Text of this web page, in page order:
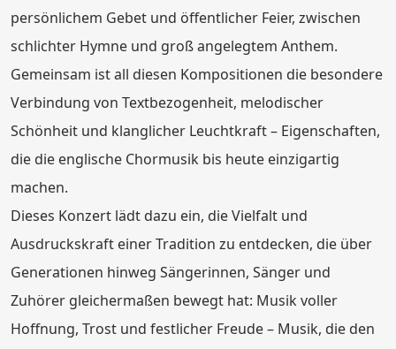
persönlichem Gebet und öffentlicher Feier, zwischen
schlichter Hymne und groß angelegtem Anthem.
Gemeinsam ist all diesen Kompositionen die besondere
Verbindung von Textbezogenheit, melodischer
Schönheit und klanglicher Leuchtkraft – Eigenschaften,
die die englische Chormusik bis heute einzigartig
machen.
Dieses Konzert lädt dazu ein, die Vielfalt und
Ausdruckskraft einer Tradition zu entdecken, die über
Generationen hinweg Sängerinnen, Sänger und
Zuhörer gleichermaßen bewegt hat: Musik voller
Hoffnung, Trost und festlicher Freude – Musik, die den